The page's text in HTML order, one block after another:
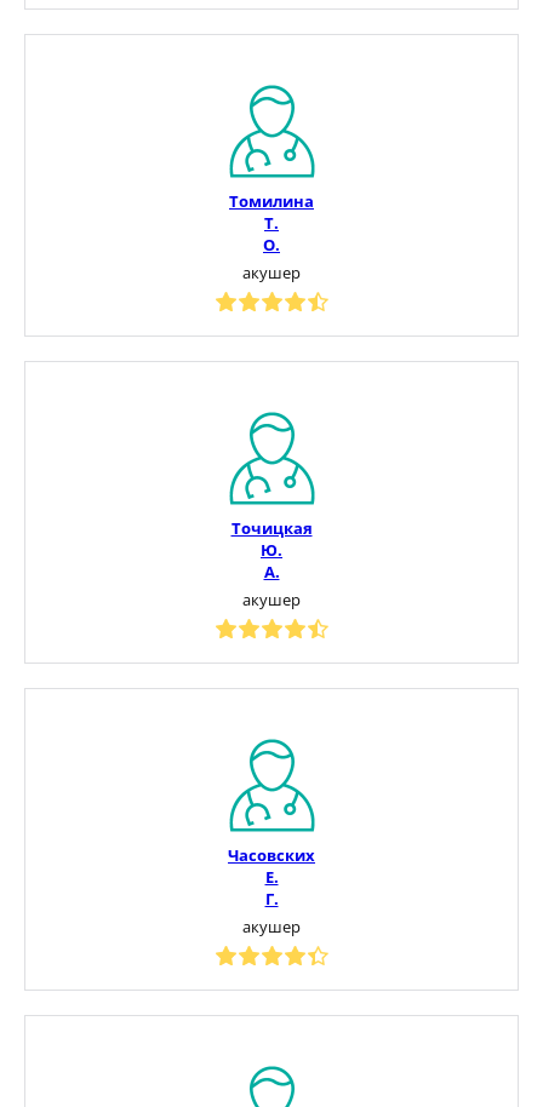
Томилина
Т.
О.
акушер
Точицкая
Ю.
А.
акушер
Часовских
Е.
Г.
акушер